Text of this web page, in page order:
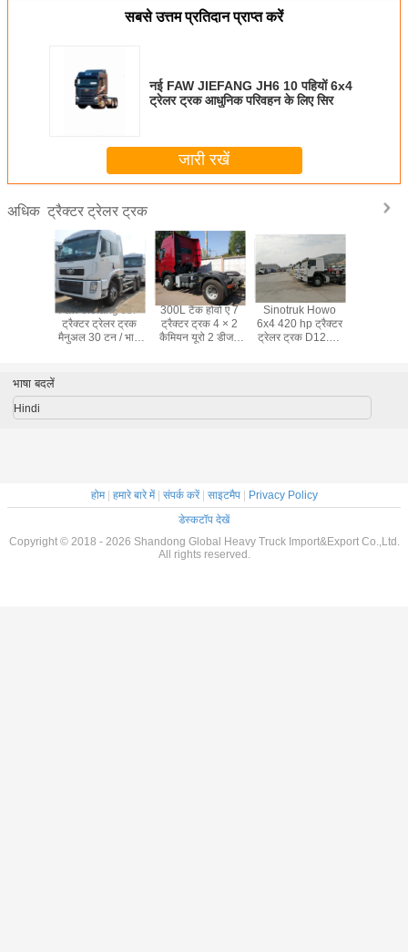
सबसे उत्तम प्रतिदान प्राप्त करें
नई FAW JIEFANG JH6 10 पहियों 6x4
ट्रेलर ट्रक आधुनिक परिवहन के लिए सिर
जारी रखें
अधिक ट्रैक्टर ट्रेलर ट्रक
Faw Jiefang J5P
ट्रैक्टर ट्रेलर ट्रक
मैनुअल 30 टन / भारी
300L टैंक होवो ए 7
ट्रैक्टर ट्रक 4 × 2
कैमियन यूरो 2 डीजल
Sinotruk Howo
6x4 420 hp ट्रैक्टर
ट्रेलर ट्रक D12.40
भाषा बदलें
Hindi
होम| हमारे बारे में| संपर्क करें| साइटमैप| Privacy Policy
डेस्कटॉप देखें
Copyright © 2018 - 2026 Shandong Global Heavy Truck Import&Export Co.,Ltd.
All rights reserved.